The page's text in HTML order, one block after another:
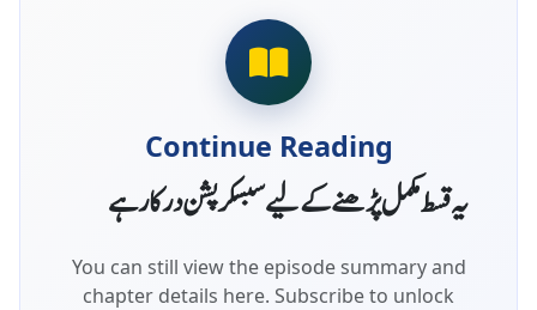
Continue Reading
یہ قسط مکمل پڑھنے کے لیے سبسکرپشن درکار ہے
You can still view the episode summary and
chapter details here. Subscribe to unlock